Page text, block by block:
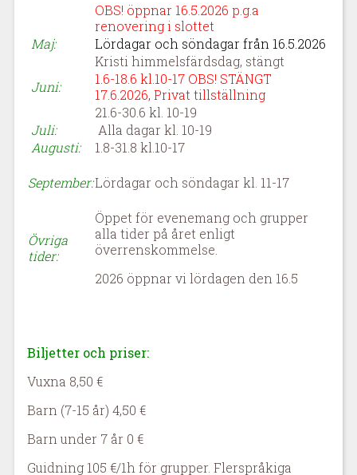
OBS! öppnar 16.5.2026 p.g.a
renovering i slottet
Maj:
Lördagar och söndagar från 16.5.2026
Kristi himmelsfärdsdag, stängt
Juni:
1.6-18.6 kl.10-17 OBS! STÄNGT
17.6.2026, Privat tillställning
21.6-30.6 kl. 10-19
Juli:
Alla dagar kl. 10-19
Augusti:
1.8-31.8 kl.10-17
September:Lördagar och söndagar kl. 11-17
Övriga
tider:
Öppet för evenemang och grupper
alla tider på året enligt
överrenskommelse.
2026 öppnar vi lördagen den 16.5
Biljetter och priser:
Vuxna 8,50 €
Barn (7-15 år) 4,50 €
Barn under 7 år 0 €
Guidning 105 €/1h för grupper. Flerspråkiga